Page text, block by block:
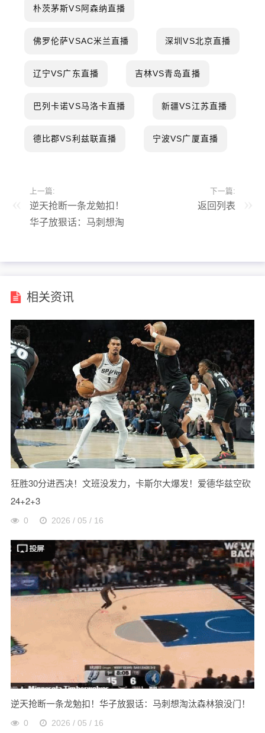
朴茨茅斯VS阿森纳直播
佛罗伦萨VSAC米兰直播 深圳VS北京直播
辽宁VS广东直播 吉林VS青岛直播
巴列卡诺VS马洛卡直播 新疆VS江苏直播
德比郡VS利兹联直播 宁波VS广厦直播
上一篇:
逆天抢断一条龙勉扣！
华子放狠话：马刺想淘
下一篇:
返回列表
相关资讯
狂胜30分进西决！文班没发力，卡斯尔大爆发！爱德华兹空砍
24+2+3
0 2026 / 05 / 16
逆天抢断一条龙勉扣！华子放狠话：马刺想淘汰森林狼没门！
0 2026 / 05 / 16